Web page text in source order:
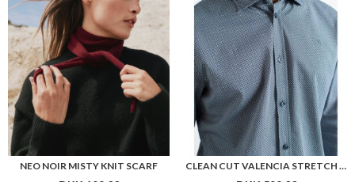
NEO NOIR MISTY KNIT SCARF CLEAN CUT VALENCIA STRETCH AOP SHIRT